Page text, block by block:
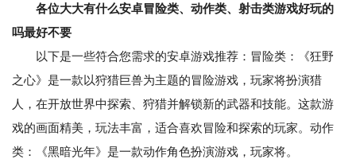
各位大大有什么安卓冒险类、动作类、射击类游戏好玩的
吗最好不要
以下是一些符合您需求的安卓游戏推荐：冒险类：《狂野
之心》是一款以狩猎巨兽为主题的冒险游戏，玩家将扮演猎
人，在开放世界中探索、狩猎并解锁新的武器和技能。这款游
戏的画面精美，玩法丰富，适合喜欢冒险和探索的玩家。动作
类：《黑暗光年》是一款动作角色扮演游戏，玩家将。